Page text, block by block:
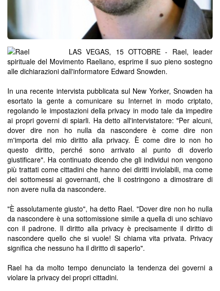
LAS VEGAS, 15 OTTOBRE - Rael, leader
spirituale del Movimento Raeliano, esprime il suo pieno sostegno
alle dichiarazioni dall'informatore Edward Snowden.
In una recente intervista pubblicata sul New Yorker, Snowden ha
esortato la gente a comunicare su Internet in modo criptato,
regolando le impostazioni della privacy in modo tale da impedire
ai propri governi di spiarli. Ha detto all'intervistatore: "Per alcuni,
dover dire non ho nulla da nascondere è come dire non
m'importa del mio diritto alla privacy. È come dire io non ho
questo diritto, perché sono arrivato al punto di doverlo
giustificare". Ha continuato dicendo che gli individui non vengono
più trattati come cittadini che hanno dei diritti inviolabili, ma come
dei sottomessi ai governanti, che li costringono a dimostrare di
non avere nulla da nascondere.
"È assolutamente giusto", ha detto Rael. "Dover dire non ho nulla
da nascondere è una sottomissione simile a quella di uno schiavo
con il padrone. Il diritto alla privacy è precisamente il diritto di
nascondere quello che si vuole! Si chiama vita privata. Privacy
significa che nessuno ha il diritto di saperlo".
Rael ha da molto tempo denunciato la tendenza dei governi a
violare la privacy dei propri cittadini.